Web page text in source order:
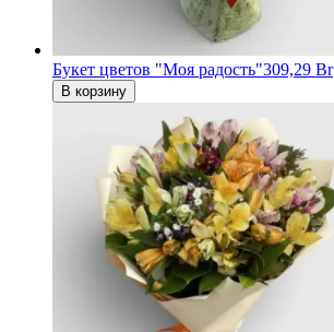
Букет цветов "Моя радость"309,29 Br
В корзину